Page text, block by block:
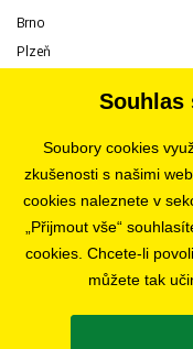
Brno
Plzeň
Ostrava
KARIÉRA
Souhlas
Soubory cookies
zkušenosti s našimi
cookies naleznete v
„Přijmout vše“
cookies. Chcete-li
můžete tak